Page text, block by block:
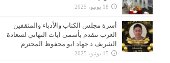
18 يونيو، 2025
أسرة مجلس الكتاب والأدباء والمثقفين
العرب تتقدم بأسمى آيات التهاني لسعادة
الشريف د.جهاد ابو محفوظ المحترم
15 يونيو، 2025